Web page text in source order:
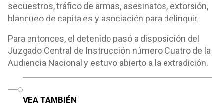
secuestros, tráfico de armas, asesinatos, extorsión,
blanqueo de capitales y asociación para delinquir.
Para entonces, el detenido pasó a disposición del
Juzgado Central de Instrucción número Cuatro de la
Audiencia Nacional y estuvo abierto a la extradición.
VEA TAMBIÉN